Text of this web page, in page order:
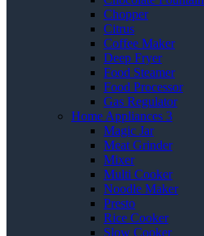
Chopper
Citrus
Coffee Maker
Deep Fryer
Food Steamer
Food Processor
Gas Regulator
Home Appliances 3
Magic Jar
Meat Grinder
Mixer
Multi Cooker
Noodle Maker
Presto
Rice Cooker
Slow Cooker